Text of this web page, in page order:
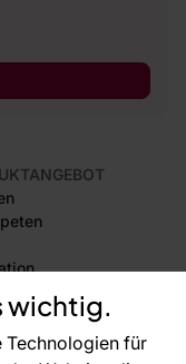
wichtig.
Technologien für
Folien